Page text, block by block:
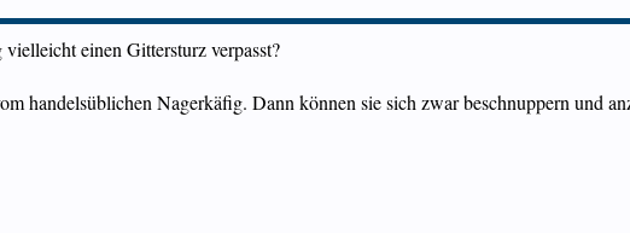
einen Gittersturz verpasst?
handelsüblichen Nagerkäfig. Dann können sie sich zwar beschnuppern und